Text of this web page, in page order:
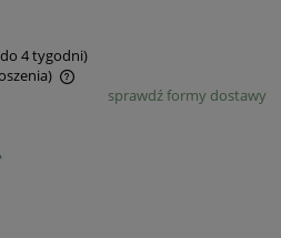
4 tygodni)
kosztów płatnościsprawdź formy dostawy